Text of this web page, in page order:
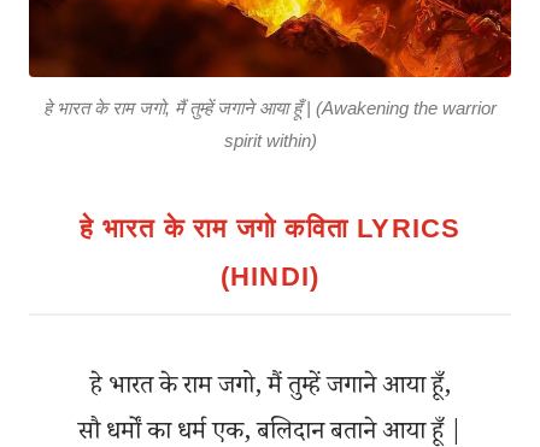
हे भारत के राम जगो, मैं तुम्हें जगाने आया हूँ | (Awakening the warrior
spirit within)
हे भारत के राम जगो कविता LYRICS
(HINDI)
हे भारत के राम जगो, मैं तुम्हें जगाने आया हूँ,
सौ धर्मों का धर्म एक, बलिदान बताने आया हूँ |